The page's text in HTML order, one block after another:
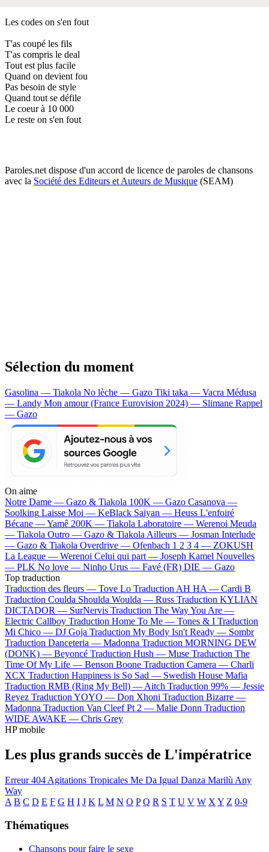
Les codes on s'en fout
T'as coupé les fils
T'as compris le deal
Tout est plus facile
Quand on devient fou
Pas besoin de style
Quand tout se défile
Le coeur à 10 000
Le reste on s'en fout
Paroles.net dispose d'un accord de licence de paroles de chansons
avec la Société des Editeurs et Auteurs de Musique (SEAM)
Sélection du moment
Gasolina — Tiakola No lèche — Gazo Tiki taka — Vacra Médusa
— Landy Mon amour (France Eurovision 2024) — Slimane Rappel
— Gazo
On aime
Notre Dame — Gazo & Tiakola 100K — Gazo Casanova —
Soolking Laisse Moi — KeBlack Saiyan — Heuss L'enfoiré
Bécane —Yamê 200K — Tiakola Laboratoire — Werenoi Meuda
— Tiakola Outro — Gazo & Tiakola Ailleurs — Josman Interlude
— Gazo & Tiakola Overdrive — Ofenbach 1 2 3 4 — ZOKUSH
La League — Werenoi Celui qui part — Joseph Kamel Nouvelles
— PLK No love — Ninho Urus — Favé (FR) DIE — Gazo
Top traduction
Traduction des fleurs — Tove Lo Traduction AH HA — Cardi B
Traduction Coulda Shoulda Woulda — Russ Traduction KYLIAN
DICTADOR — SurNervis Traduction The Way You Are —
Electric Callboy Traduction Home To Me — Tones & I Traduction
Mi Chico — DJ Goja Traduction My Body Isn't Ready — Sombr
Traduction Danceteria — Madonna Traduction MORNING DEW
(DONK) — Beyoncé Traduction Hush — Muse Traduction The
Time Of My Life — Benson Boone Traduction Camera — Charli
XCX Traduction Happiness is So Sad — Swedish House Mafia
Traduction RMB (Ring My Bell) — Aitch Traduction 99% — Jessie
Reyez Traduction YOYO — Don Xhoni Traduction Bizarre —
Madonna Traduction Van Cleef Pt 2 — Malie Donn Traduction
WIDE AWAKE — Chris Grey
HP mobile
Les plus grands succès de L'impératrice
Erreur 404 Agitations Tropicales Me Da Igual Danza Marilù Any
Way
A B C D E F G H I J K L M N O P Q R S T U V W X Y Z 0-9
Thématiques
Chansons pour faire le sexe